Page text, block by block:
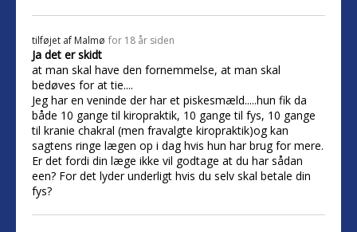
tilføjet af Malmø for 18 år siden
Ja det er skidt
at man skal have den fornemmelse, at man skal
bedøves for at tie....
Jeg har en veninde der har et piskesmæld.....hun fik da
både 10 gange til kiropraktik, 10 gange til fys, 10 gange
til kranie chakral (men fravalgte kiropraktik)og kan
sagtens ringe lægen op i dag hvis hun har brug for mere.
Er det fordi din læge ikke vil godtage at du har sådan
een? For det lyder underligt hvis du selv skal betale din
fys?